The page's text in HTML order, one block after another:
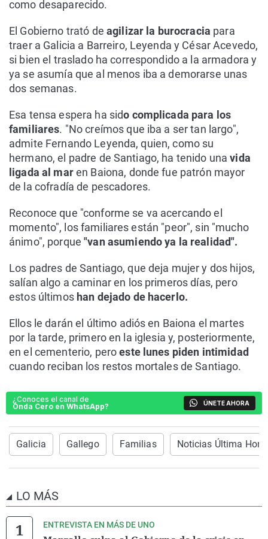
como desaparecido.
El Gobierno trató de agilizar la burocracia para
traer a Galicia a Barreiro, Leyenda y César Acevedo,
si bien el traslado ha correspondido a la armadora y
ya se asumía que al menos iba a demorarse unas
dos semanas.
Esa tensa espera ha sido complicada para los
familiares. "No creímos que iba a ser tan largo",
admite Fernando Leyenda, quien, como su
hermano, el padre de Santiago, ha tenido una vida
ligada al maren Baiona, donde fue patrón mayor
de la cofradía de pescadores.
Reconoce que "conforme se va acercando el
momento", los familiares están "peor", sin "mucho
ánimo", porque"van asumiendo ya la realidad".
Los padres de Santiago, que deja mujer y dos hijos,
salían algo a caminar en los primeros días, pero
estos últimoshan dejado de hacerlo.
Ellos le darán el último adiós en Baiona el martes
por la tarde, primero en la iglesia y, posteriormente,
en el cementerio, peroeste lunes piden intimidad
cuando reciban los restos mortales de Santiago.
¿Conoces el canal de
Onda Cero en WhatsApp?
ÚNETE AHORA
Galicia Gallego Familias Noticias Última Hora
LO MÁS
ENTREVISTA EN MÁS DE UNO